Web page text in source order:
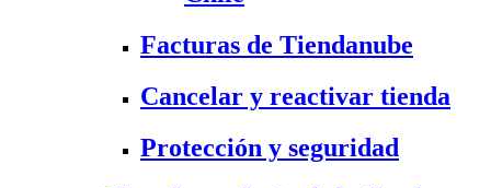
Facturas de Tiendanube
Cancelar y reactivar tienda
Protección y seguridad